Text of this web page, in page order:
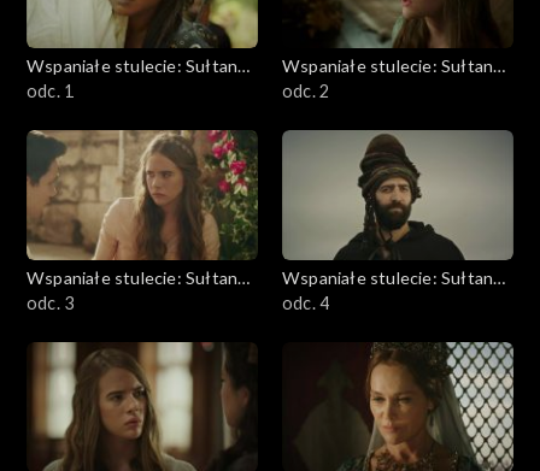
Wspaniałe stulecie: Sułtanka
Kösem
odc. 1
Wspaniałe stulecie: Sułtanka
Kösem
odc. 2
Wspaniałe stulecie: Sułtanka
Kösem
odc. 3
Wspaniałe stulecie: Sułtanka
Kösem
odc. 4